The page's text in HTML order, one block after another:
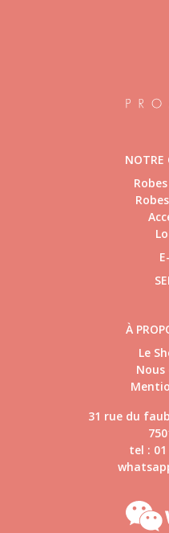
NOTRE
À
Le
31 rue du
tel : 01